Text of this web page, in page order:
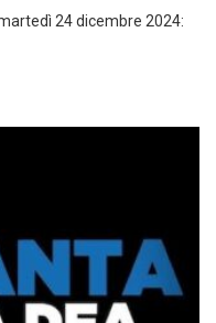
24 dicembre 2024: